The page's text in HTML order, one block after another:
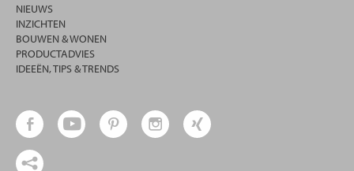
NIEUWS
INZICHTEN
BOUWEN & WONEN
PRODUCTADVIES
IDEEËN, TIPS & TRENDS